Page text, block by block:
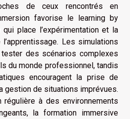
de ceux rencontrés en
favorise le learning by
qui place l’expérimentation et la
Les simulations
des scénarios complexes
du monde professionnel, tandis
encouragent la prise de
gestion de situations imprévues.
régulière à des environnements
la formation immersive